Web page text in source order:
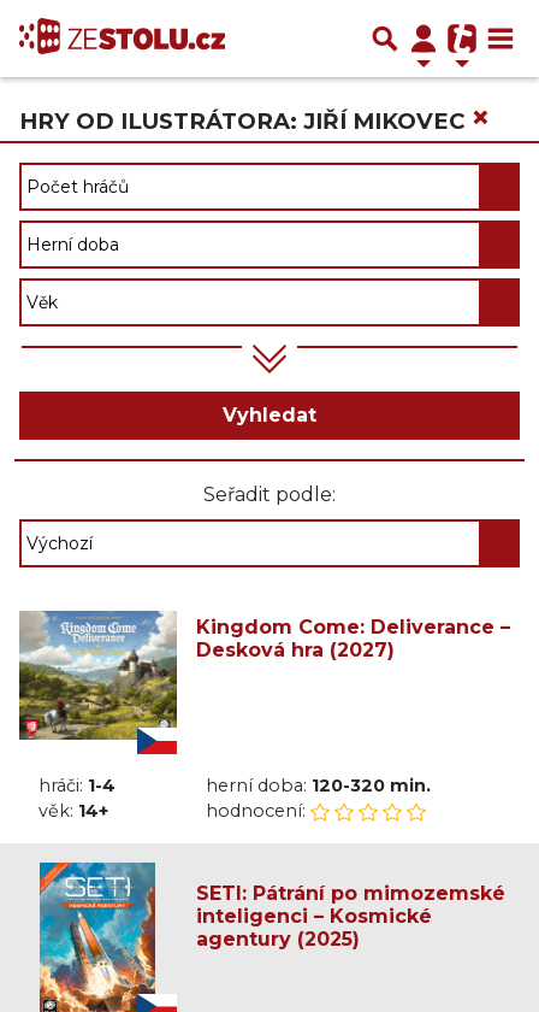
HRY OD ILUSTRÁTORA: JIŘÍ MIKOVEC ×
Vyhledat
Seřadit podle:
Kingdom Come: Deliverance –
Desková hra (2027)
hráči: 1-4 herní doba: 120-320 min.
věk: 14+ hodnocení:
SETI: Pátrání po mimozemské
inteligenci – Kosmické
agentury (2025)